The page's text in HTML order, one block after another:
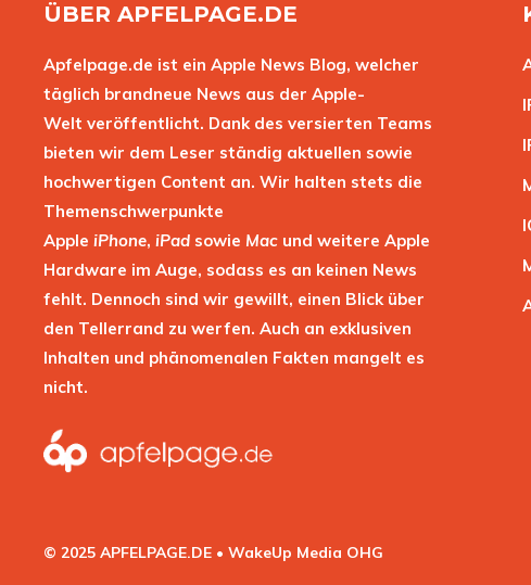
ÜBER APFELPAGE.DE
Apfelpage.de ist ein Apple News Blog, welcher
täglich brandneue News aus der Apple-
Welt veröffentlicht. Dank des versierten Teams
bieten wir dem Leser ständig aktuellen sowie
hochwertigen Content an. Wir halten stets die
Themenschwerpunkte
Apple iPhone, iPad sowie Mac und weitere Apple
Hardware im Auge, sodass es an keinen News
fehlt. Dennoch sind wir gewillt, einen Blick über
den Tellerrand zu werfen. Auch an exklusiven
Inhalten und phänomenalen Fakten mangelt es
nicht.
© 2025 APFELPAGE.DE • WakeUp Media OHG